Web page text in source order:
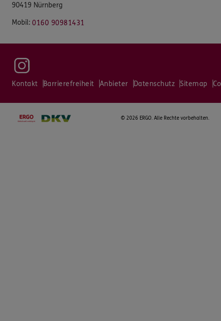
90419 Nürnberg
Mobil: 0160 90981431
Kontakt Barrierefreiheit Anbieter Datenschutz Sitemap
© 2026 ERGO. Alle Rechte vorbehalten.